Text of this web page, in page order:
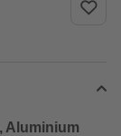
Aluminium